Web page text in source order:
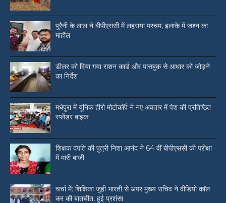
पुरैनी के लाल ने बीपीएससी में लहराया परचम, इलाके में जश्न का
माहौल
डीलर को दिया गया राशन कार्ड और पासबुक से आधार को जोड़ने
का निर्देश
मधेपुरा में यूनिक हीरो मोटोकॉर्प ने नए अवतार में पेश की प्रतिष्ठित
स्प्लेंडर बाइक
शिक्षक दंपति की पुत्री निशा आनंद ने 64 वीं बीपीएससी की परीक्षा
में मारी बाजी
चर्चा में: शिक्षिका जुही भारती से अपर मुख्य सचिव ने वीडियो काॅल
कर की बातचीत, हुई प्रशंसा